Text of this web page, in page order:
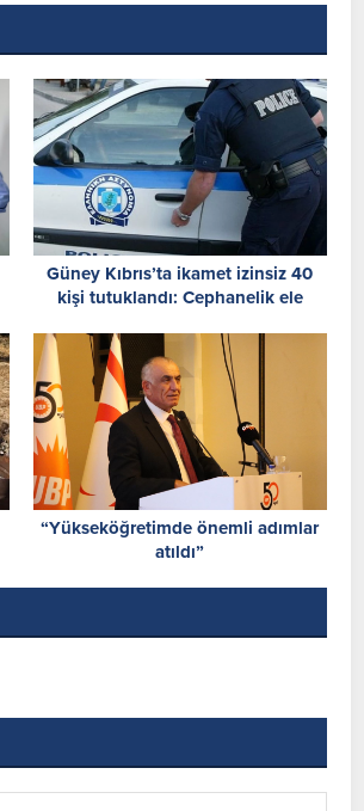
Güney Kıbrıs’ta ikamet izinsiz 40
kişi tutuklandı: Cephanelik ele
“Yükseköğretimde önemli adımlar
atıldı”